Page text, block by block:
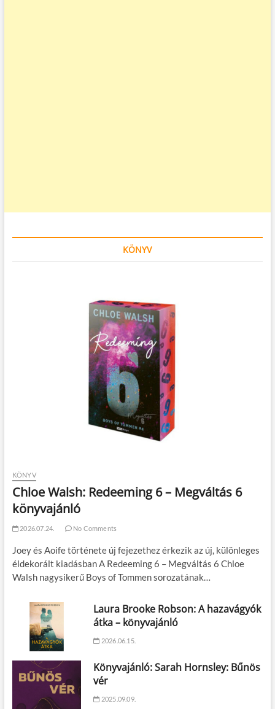
KÖNYV
KÖNYV
Chloe Walsh: Redeeming 6 – Megváltás 6
könyvajánló
2026.07.24. No Comments
Joey és Aoife története új fejezethez érkezik az új, különleges
éldekorált kiadásban A Redeeming 6 – Megváltás 6 Chloe
Walsh nagysikerű Boys of Tommen sorozatának…
Laura Brooke Robson: A hazavágyók
átka – könyvajánló
2026.06.15.
Könyvajánló: Sarah Hornsley: Bűnös
vér
2025.09.09.